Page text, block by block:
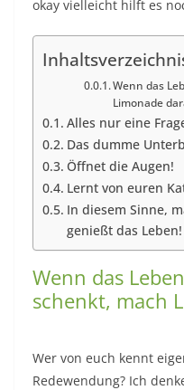
okay vielleicht hilft es
Wenn das
Limonade
Alles nur eine
Das dumme
Öffnet die Augen!
Lernt von euren
In diesem Sinne,
genießt das Leben!
Wenn das
schenkt, mach
Wer von euch kennt
Redewendung? Ich